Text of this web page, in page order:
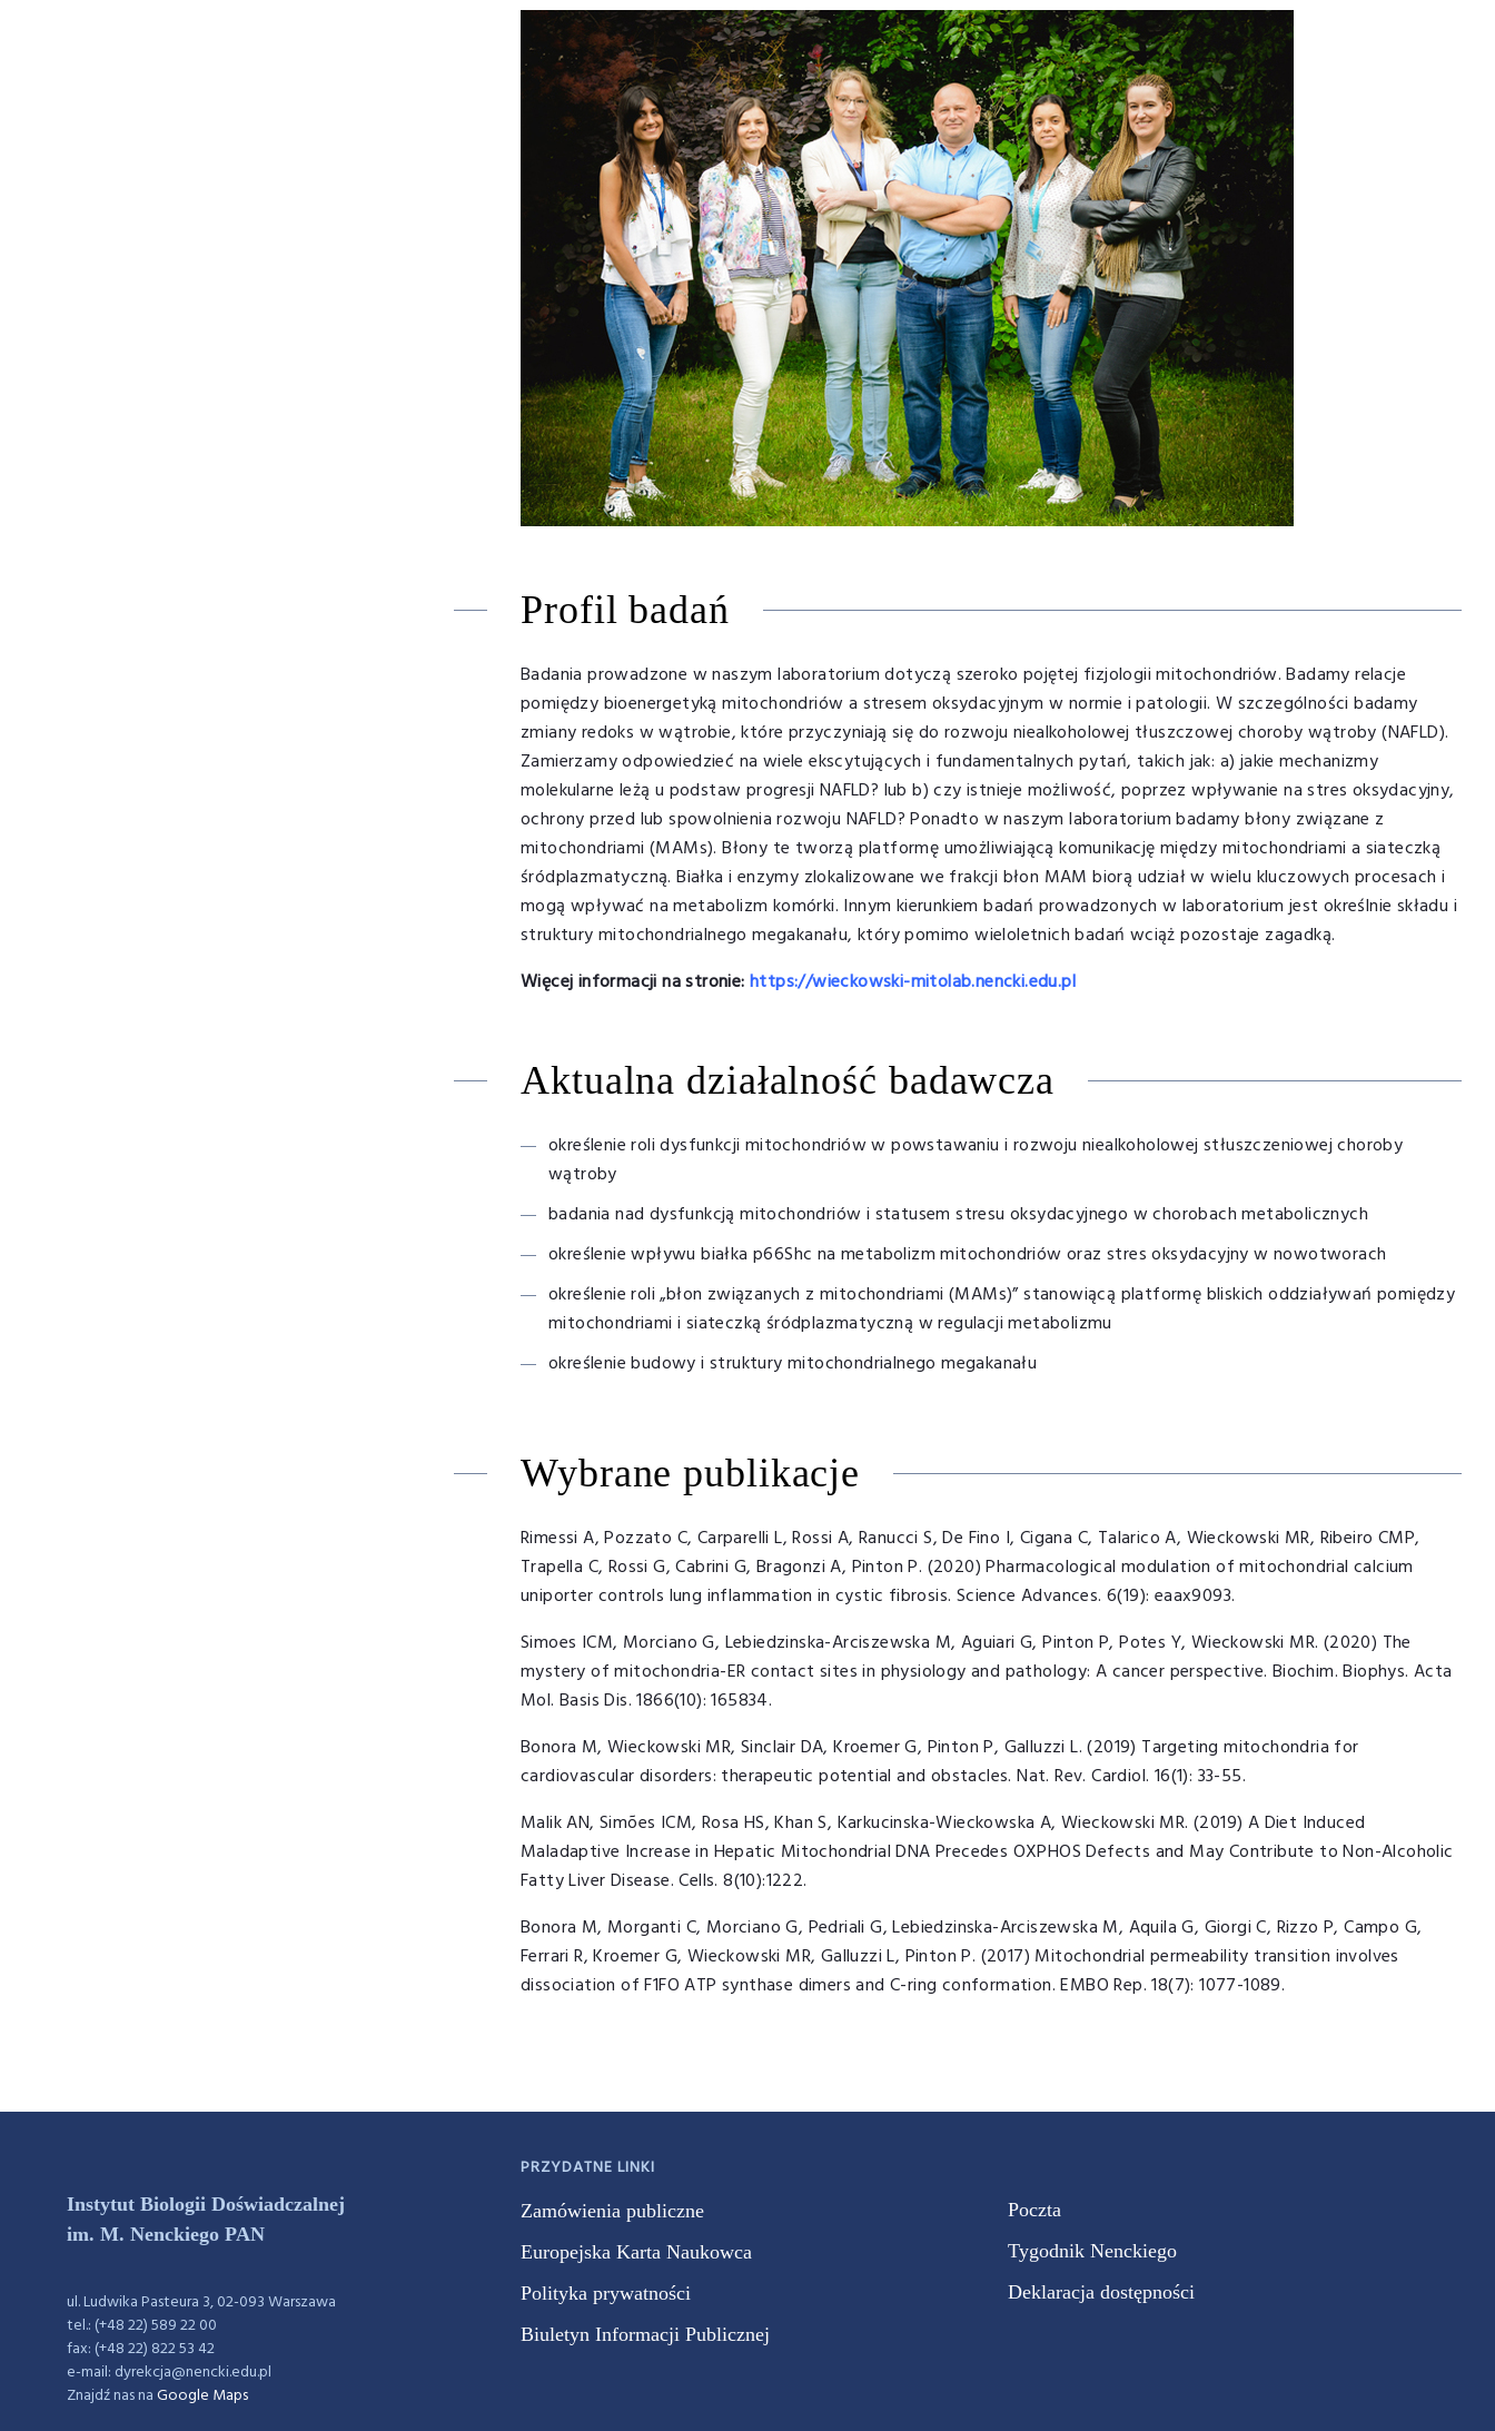
Profil badań
Badania prowadzone w naszym laboratorium dotyczą szeroko pojętej fizjologii mitochondriów. Badamy relacje
pomiędzy bioenergetyką mitochondriów a stresem oksydacyjnym w normie i patologii. W szczególności badamy
zmiany redoks w wątrobie, które przyczyniają się do rozwoju niealkoholowej tłuszczowej choroby wątroby (NAFLD).
Zamierzamy odpowiedzieć na wiele ekscytujących i fundamentalnych pytań, takich jak: a) jakie mechanizmy
molekularne leżą u podstaw progresji NAFLD? lub b) czy istnieje możliwość, poprzez wpływanie na stres oksydacyjny,
ochrony przed lub spowolnienia rozwoju NAFLD? Ponadto w naszym laboratorium badamy błony związane z
mitochondriami (MAMs). Błony te tworzą platformę umożliwiającą komunikację między mitochondriami a siateczką
śródplazmatyczną. Białka i enzymy zlokalizowane we frakcji błon MAM biorą udział w wielu kluczowych procesach i
mogą wpływać na metabolizm komórki. Innym kierunkiem badań prowadzonych w laboratorium jest określnie składu i
struktury mitochondrialnego megakanału, który pomimo wieloletnich badań wciąż pozostaje zagadką.
Więcej informacji na stronie:https://wieckowski-mitolab.nencki.edu.pl
Aktualna działalność badawcza
określenie roli dysfunkcji mitochondriów w powstawaniu i rozwoju niealkoholowej stłuszczeniowej choroby
wątroby
badania nad dysfunkcją mitochondriów i statusem stresu oksydacyjnego w chorobach metabolicznych
określenie wpływu białka p66Shc na metabolizm mitochondriów oraz stres oksydacyjny w nowotworach
określenie roli „błon związanych z mitochondriami (MAMs)” stanowiącą platformę bliskich oddziaływań pomiędzy
mitochondriami i siateczką śródplazmatyczną w regulacji metabolizmu
określenie budowy i struktury mitochondrialnego megakanału
Wybrane publikacje
Rimessi A, Pozzato C, Carparelli L, Rossi A, Ranucci S, De Fino I, Cigana C, Talarico A, Wieckowski MR, Ribeiro CMP,
Trapella C, Rossi G, Cabrini G, Bragonzi A, Pinton P. (2020) Pharmacological modulation of mitochondrial calcium
uniporter controls lung inflammation in cystic fibrosis. Science Advances. 6(19): eaax9093.
Simoes ICM, Morciano G, Lebiedzinska-Arciszewska M, Aguiari G, Pinton P, Potes Y, Wieckowski MR. (2020) The
mystery of mitochondria-ER contact sites in physiology and pathology: A cancer perspective. Biochim. Biophys. Acta
Mol. Basis Dis. 1866(10): 165834.
Bonora M, Wieckowski MR, Sinclair DA, Kroemer G, Pinton P, Galluzzi L. (2019) Targeting mitochondria for
cardiovascular disorders: therapeutic potential and obstacles. Nat. Rev. Cardiol. 16(1): 33-55.
Malik AN, Simões ICM, Rosa HS, Khan S, Karkucinska-Wieckowska A, Wieckowski MR. (2019) A Diet Induced
Maladaptive Increase in Hepatic Mitochondrial DNA Precedes OXPHOS Defects and May Contribute to Non-Alcoholic
Fatty Liver Disease. Cells. 8(10):1222.
Bonora M, Morganti C, Morciano G, Pedriali G, Lebiedzinska-Arciszewska M, Aquila G, Giorgi C, Rizzo P, Campo G,
Ferrari R, Kroemer G, Wieckowski MR, Galluzzi L, Pinton P. (2017) Mitochondrial permeability transition involves
dissociation of F1FO ATP synthase dimers and C-ring conformation. EMBO Rep. 18(7): 1077-1089.
Instytut Biologii Doświadczalnej
im. M. Nenckiego PAN
ul. Ludwika Pasteura 3, 02-093 Warszawa
tel.: (+48 22) 589 22 00
fax: (+48 22) 822 53 42
e-mail: dyrekcja@nencki.edu.pl
Znajdź nas naGoogle Maps
PRZYDATNE LINKI
Zamówienia publiczne
Europejska Karta Naukowca
Polityka prywatności
Biuletyn Informacji Publicznej
Poczta
Tygodnik Nenckiego
Deklaracja dostępności